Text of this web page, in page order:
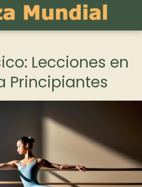
Lecciones en
Principiantes